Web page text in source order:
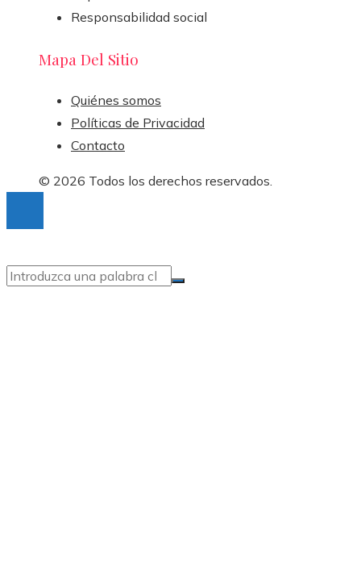
Responsabilidad social
Mapa Del Sitio
Quiénes somos
Políticas de Privacidad
Contacto
© 2026 Todos los derechos reservados.